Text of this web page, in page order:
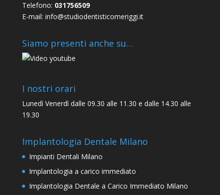
Telefono: 031756509
E-mail: info@studiodentisticomeriggi.it
Siamo presenti anche su…
I nostri orari
Lunedì Venerdì dalle 09.30 alle 11.30 e dalle 14.30 alle
19.30
Implantologia Dentale Milano
Impianti Dentali Milano
Implantologia a carico immediato
Implantologia Dentale a Carico Immediato Milano